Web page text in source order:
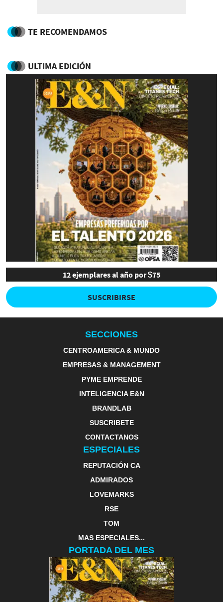
TE RECOMENDAMOS
ULTIMA EDICIÓN
12 ejemplares al año por $75
SUSCRIBIRSE
SECCIONES
CENTROAMERICA & MUNDO
EMPRESAS & MANAGEMENT
PYME EMPRENDE
INTELIGENCIA E&N
BRANDLAB
SUSCRIBETE
CONTACTANOS
ESPECIALES
REPUTACIÓN CA
ADMIRADOS
LOVEMARKS
RSE
TOM
MAS ESPECIALES...
PORTADA DEL MES